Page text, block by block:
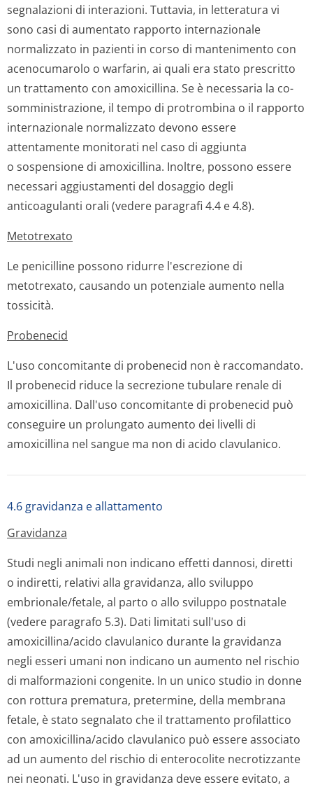
segnalazioni di interazioni. Tuttavia, in letteratura vi
sono casi di aumentato rapporto internazionale
normalizzato in pazienti in corso di mantenimento con
acenocumarolo o warfarin, ai quali era stato prescritto
un trattamento con amoxicillina. Se è necessaria la co-
somministrazione, il tempo di protrombina o il rapporto
internazionale normalizzato devono essere
attentamente monitorati nel caso di aggiunta
o sospensione di amoxicillina. Inoltre, possono essere
necessari aggiustamenti del dosaggio degli
anticoagulanti orali (vedere paragrafi 4.4 e 4.8).
Metotrexato
Le penicilline possono ridurre l'escrezione di
metotrexato, causando un potenziale aumento nella
tossicità.
Probenecid
L'uso concomitante di probenecid non è raccomandato.
Il probenecid riduce la secrezione tubulare renale di
amoxicillina. Dall'uso concomitante di probenecid può
conseguire un prolungato aumento dei livelli di
amoxicillina nel sangue ma non di acido clavulanico.
4.6 gravidanza e allattamento
Gravidanza
Studi negli animali non indicano effetti dannosi, diretti
o indiretti, relativi alla gravidanza, allo sviluppo
embrionale/fetale, al parto o allo sviluppo postnatale
(vedere paragrafo 5.3). Dati limitati sull'uso di
amoxicillina/acido clavulanico durante la gravidanza
negli esseri umani non indicano un aumento nel rischio
di malformazioni congenite. In un unico studio in donne
con rottura prematura, pretermine, della membrana
fetale, è stato segnalato che il trattamento profilattico
con amoxicillina/acido clavulanico può essere associato
ad un aumento del rischio di enterocolite necrotizzante
nei neonati. L'uso in gravidanza deve essere evitato, a